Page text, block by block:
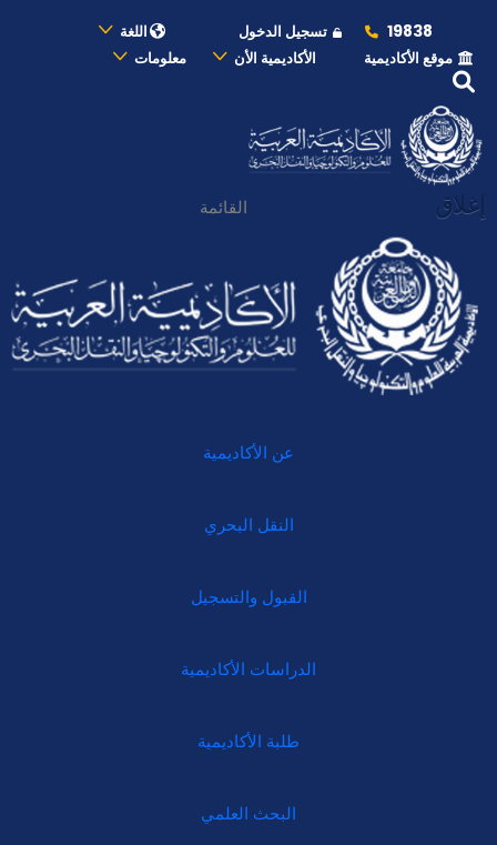
19838 تسجيل الدخول
اللغة
موقع الأكاديمية
الأكاديمية الأن معلومات
إغلاق القائمة
عن الأكاديمية
النقل البحري
القبول والتسجيل
الدراسات الأكاديمية
طلبة الأكاديمية
البحث العلمي